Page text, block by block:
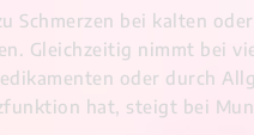
Schmerzen bei kalten
Gleichzeitig nimmt bei
oder durch
hat, steigt bei